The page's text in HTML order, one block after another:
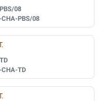
PBS/08
CHA-PBS/08
TD
CHA-TD